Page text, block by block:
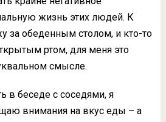
жизнь этих людей. К
за обеденным столом, и кто-то
ртом, для меня это
смысле.
в беседе с соседями, я
внимания на вкус еды – а